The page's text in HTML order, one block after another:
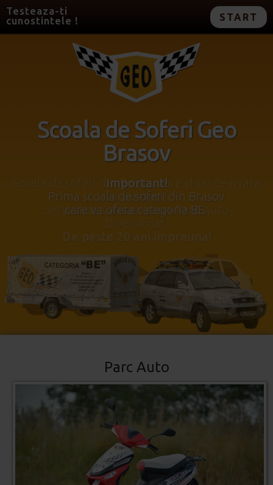
Testeaza-ti
cunostintele !
START
Scoala de Soferi Geo
Brasov
Important!
Prima scoala de soferi din Brasov
care va ofera categoria BE.
Parc Auto